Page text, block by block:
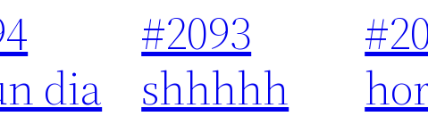
dia
#2093
shhhhh